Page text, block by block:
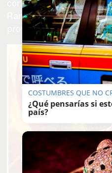
concejal en el
Ramón Aumesquet,
provincia de Cádiz.
COSTUMBRES QUE NO
¿Qué pensarías si
país?